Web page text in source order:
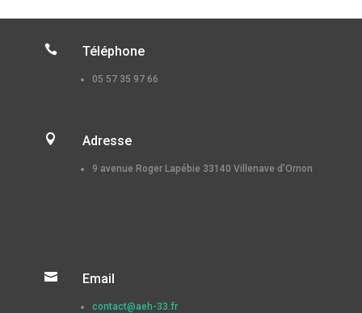
 Téléphone
05 57 35 97 66
 Adresse
9 avenue Roger Lapébie 33140 Villenave d’Ornon
 Email
contact@aeh-33.fr